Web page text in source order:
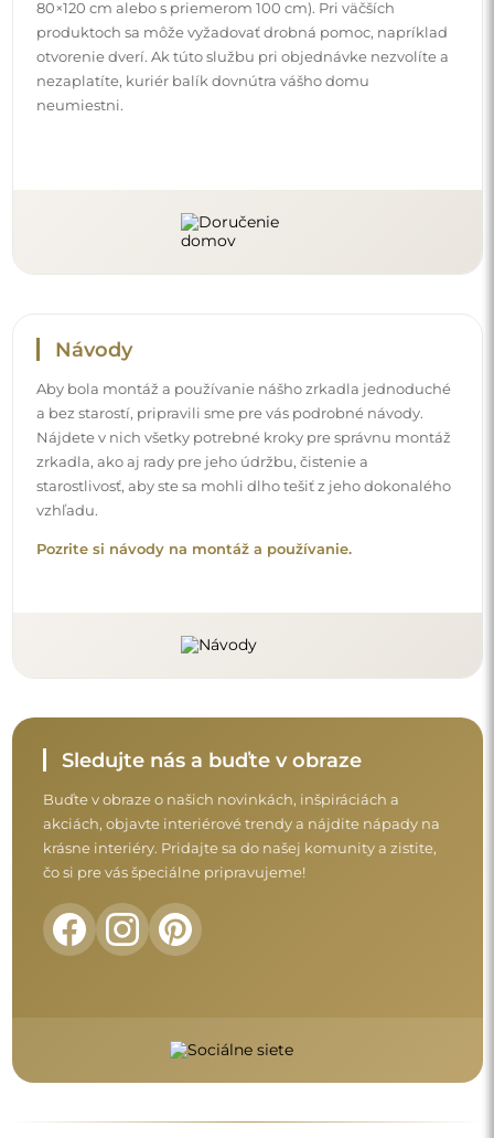
80×120 cm alebo s priemerom 100 cm). Pri väčších
produktoch sa môže vyžadovať drobná pomoc, napríklad
otvorenie dverí. Ak túto službu pri objednávke nezvolíte a
nezaplatíte, kuriér balík dovnútra vášho domu
neumiestni.
Návody
Aby bola montáž a používanie nášho zrkadla jednoduché
a bez starostí, pripravili sme pre vás podrobné návody.
Nájdete v nich všetky potrebné kroky pre správnu montáž
zrkadla, ako aj rady pre jeho údržbu, čistenie a
starostlivosť, aby ste sa mohli dlho tešiť z jeho dokonalého
vzhľadu.
Pozrite si návody na montáž a používanie.
Sledujte nás a buďte v obraze
Buďte v obraze o našich novinkách, inšpiráciách a
akciách, objavte interiérové trendy a nájdite nápady na
krásne interiéry. Pridajte sa do našej komunity a zistite,
čo si pre vás špeciálne pripravujeme!